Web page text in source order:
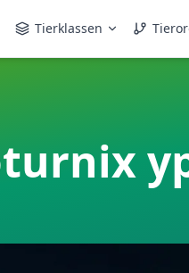
Tierklassen